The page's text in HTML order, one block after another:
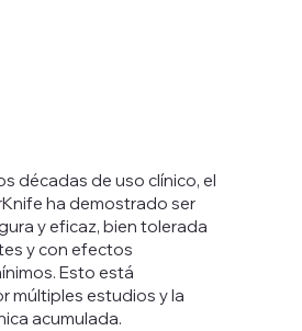
décadas de uso clínico, el
ha demostrado ser
y eficaz, bien tolerada
y con efectos
Esto está
múltiples estudios y la
acumulada.